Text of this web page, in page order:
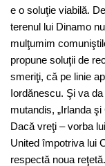
e o soluţie viabilă.
terenul lui Dinamo
mulţumim
propune soluţii de
smeriţi, că pe linie
Iordănescu. Şi va
mutandis, „Irlanda
Dacă vreţi – vorba
United împotriva lui
respectă noua